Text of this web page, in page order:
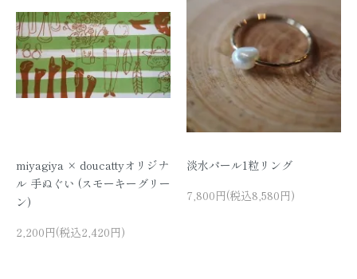
miyagiya × doucattyオリジナ
ル 手ぬぐい (スモーキーグリー
ン)
2,200円(税込2,420円)
淡水パール1粒リング
7,800円(税込8,580円)